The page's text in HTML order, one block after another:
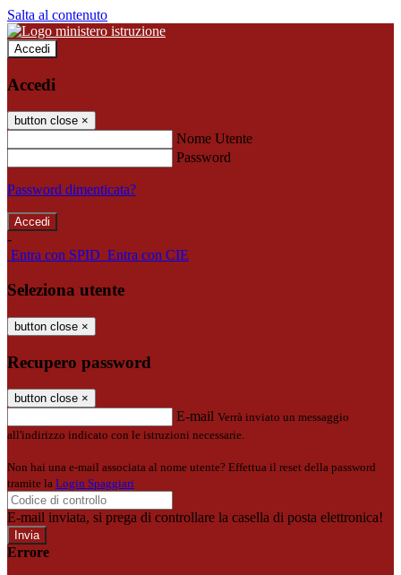
Salta al contenuto
Accedi
Accedi
button close ×
Nome Utente
Password
Password dimenticata?
-
Entra con SPID Entra con CIE
Seleziona utente
button close ×
Recupero password
button close ×
E-mail Verrà inviato un messaggio
all'indirizzo indicato con le istruzioni necessarie.
Non hai una e-mail associata al nome utente? Effettua il reset della password
tramite la Login Spaggiari
E-mail inviata, si prega di controllare la casella di posta elettronica!
Errore